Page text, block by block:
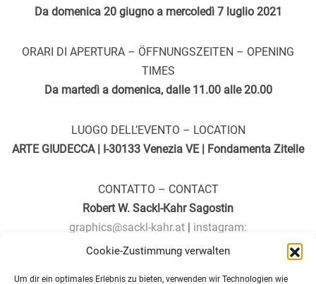
Cookie-Zustimmung verwalten
Um dir ein optimales Erlebnis zu bieten, verwenden wir Technologien wie
Da domenica 20 giugno a mercoledì 7 luglio 2021
ORARI DI APERTURA – ÖFFNUNGSZEITEN – OPENING
TIMES
Da martedì a domenica, dalle 11.00 alle 20.00
LUOGO DELL’EVENTO – LOCATION
ARTE GIUDECCA | I-30133 Venezia VE | Fondamenta Zitelle
CONTATTO – CONTACT
Robert W. Sackl-Kahr Sagostin
graphics@sackl-kahr.at | instagram:
_sagostin_|www.sackl-kahr.at